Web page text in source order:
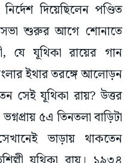
দিয়েছিলেন পণ্ডিত
শুরুর আগে শোনাতে
যে যূথিকা রায়ের গান
ইথার তরঙ্গে আলোড়ন
সেই যূথিকা রায়? উত্তর
৫এ তিনতলা বাড়িটা
ভাড়ায় থাকতেন